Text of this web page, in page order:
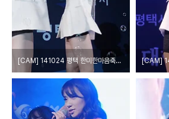
[CAM] 141024 평택 한미한마음축제 - 레인보우 by epoxy